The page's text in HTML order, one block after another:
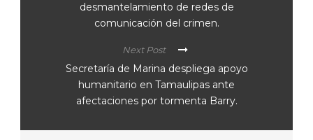
desmantelamiento de redes de
comunicación del crimen.
Next Post
Secretaría de Marina despliega apoyo
humanitario en Tamaulipas ante
afectaciones por tormenta Barry.